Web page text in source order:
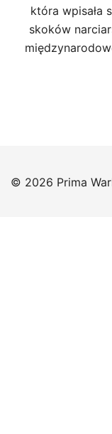
która wpisała
skoków
© 2026 Prima